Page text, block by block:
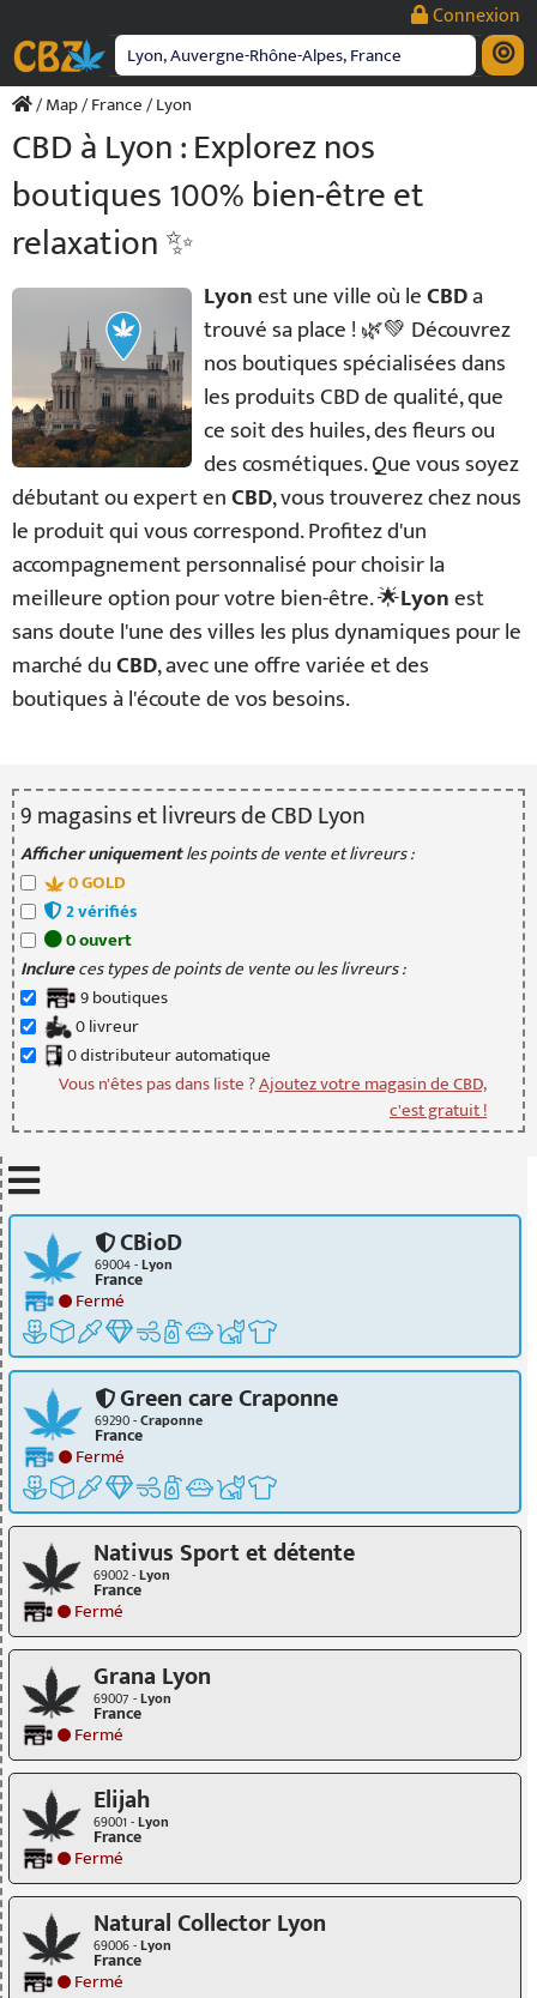
contenu
Connexion
/Map/France/ Lyon
CBD à Lyon : Explorez nos
boutiques 100% bien-être et
relaxation ✨
Lyonest une ville où leCBDa
trouvé sa place ! 🌿💚 Découvrez
nos boutiques spécialisées dans
les produits CBD de qualité, que
ce soit des huiles, des fleurs ou
des cosmétiques. Que vous soyez
débutant ou expert enCBD, vous trouverez chez nous
le produit qui vous correspond. Profitez d'un
accompagnement personnalisé pour choisir la
meilleure option pour votre bien-être. 🌟Lyonest
sans doute l'une des villes les plus dynamiques pour le
marché duCBD, avec une offre variée et des
boutiques à l'écoute de vos besoins.
9magasinset livreursde CBD Lyon
Afficher uniquementles points de vente et livreurs :
0GOLD
2vérifiés
0ouvert
Inclureces types de points de vente ou les livreurs :
9boutiques
0livreur
0distributeurautomatique
Vous n'êtes pas dans liste ?Ajoutez votre magasin de CBD,
c'est gratuit !
CBioD
69004 -Lyon
France
Fermé
Green care Craponne
69290 -Craponne
France
Fermé
Nativus Sport et détente
69002 -Lyon
France
Fermé
Grana Lyon
69007 -Lyon
France
Fermé
Elijah
69001 -Lyon
France
Fermé
Natural Collector Lyon
69006 -Lyon
France
Fermé